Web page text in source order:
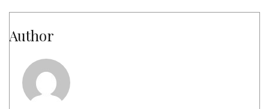
Author